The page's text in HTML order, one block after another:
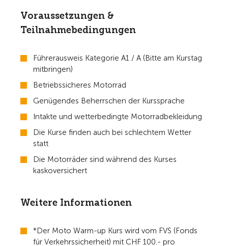
Voraussetzungen &
Teilnahmebedingungen
Führerausweis Kategorie A1 / A (Bitte am Kurstag
mitbringen)
Betriebssicheres Motorrad
Genügendes Beherrschen der Kurssprache
Intakte und wetterbedingte Motorradbekleidung
Die Kurse finden auch bei schlechtem Wetter
statt
Die Motorräder sind während des Kurses
kaskoversichert
Weitere Informationen
*Der Moto Warm-up Kurs wird vom FVS (Fonds
für Verkehrssicherheit) mit CHF 100.- pro